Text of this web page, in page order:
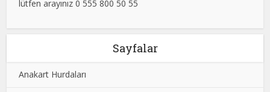
lütfen arayınız 0 555 800 50 55
Sayfalar
Anakart Hurdaları